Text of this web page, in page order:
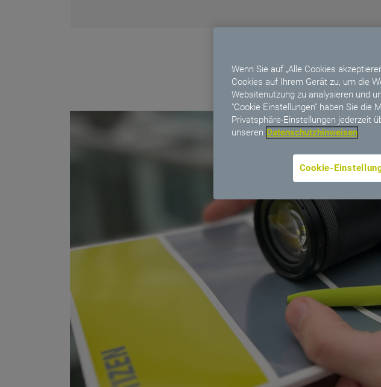
Wenn Sie auf „Alle Cookies
Cookies auf Ihrem Gerät zu, um die
Websitenutzung zu analysieren und
"Cookie Einstellungen" haben Sie die
Privatsphäre-Einstellungen jederzeit
unseren Datenschutzhinweisen
Cookie-